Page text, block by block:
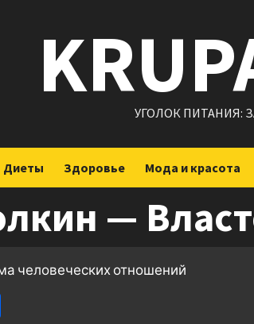
УГОЛОК ПИТАНИЯ:
Диеты Здоровье Мода и красота
—
человеческих отношений